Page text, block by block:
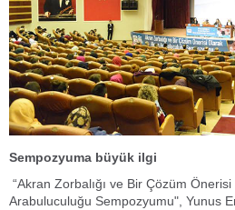
Sempozyuma büyük ilgi
“Akran Zorbalığı ve Bir Çözüm
Arabuluculuğu Sempozyumu", Yunus